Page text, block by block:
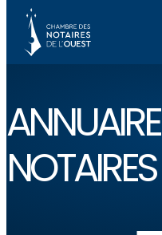
ANNUAIRE
NOTAIRES